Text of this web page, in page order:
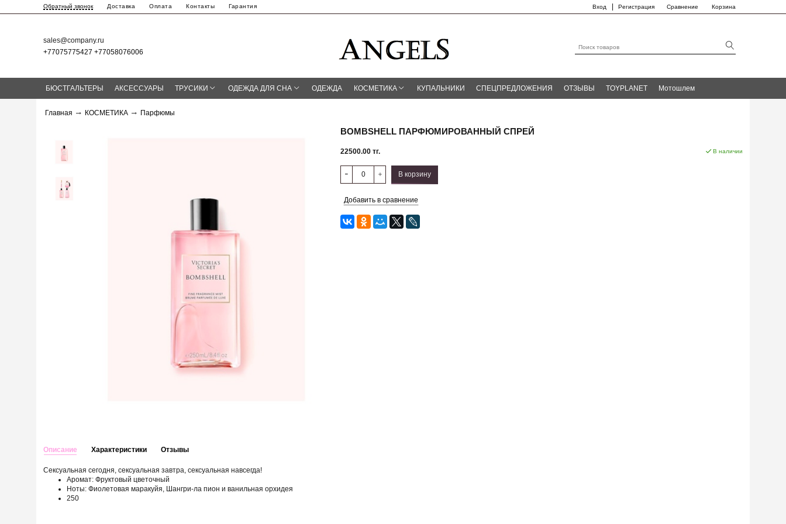
Обратный звонок Доставка Оплата Контакты Гарантия Вход Регистрация Сравнение Корзина
sales@company.ru
+77075775427 +77058076006
БЮСТГАЛЬТЕРЫ АКСЕССУАРЫ ТРУСИКИ ОДЕЖДА ДЛЯ СНА ОДЕЖДА КОСМЕТИКА КУПАЛЬНИКИ СПЕЦПРЕДЛОЖЕНИЯ ОТЗЫВЫ TOYPLANET Мотошлем
Главная КОСМЕТИКА Парфюмы
BOMBSHELL ПАРФЮМИРОВАННЫЙ СПРЕЙ
22500.00 тг. В наличии
В корзину
Добавить в сравнение
Описание
Сексуальная сегодня, сексуальная завтра, сексуальная навсегда!
Аромат: Фруктовый цветочный
Ноты: Фиолетовая маракуйя, Шангри-ла пион и ванильная орхидея
250
Характеристики Отзывы